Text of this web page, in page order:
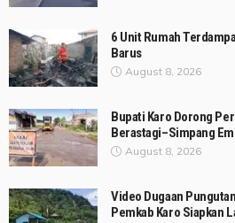
6 Unit Rumah
Barus
August 8, 2026
Bupati Karo Dorong
Berastagi–Simpang
August 8, 2026
Video Dugaan
Pemkab Karo Siapkan